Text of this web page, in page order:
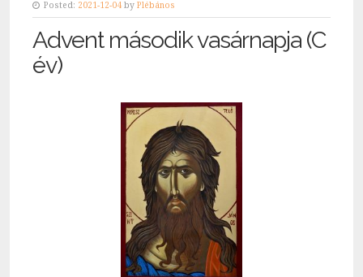
Posted: 2021-12-04 by Plébános
Advent második vasárnapja (C
év)